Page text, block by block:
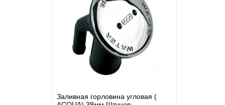
Заливная горловина угловая (